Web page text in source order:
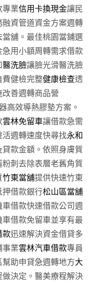
專業信用卡換現金讓民
資管道資金方案週轉
舖。最佳桃園當鋪選
急用小額周轉需求借款
醫洗臉讓臉光滑醫洗臉
費健檢完整健康檢查透
善週轉商品營
高效導熱膠墊方案。
雲林免留車讓借款急需
週轉速度快尋找永和
款金額。依照身膚質
粉刺去除表層老舊角質
竹東當舖提供快速竹東
押借款銀行松山區當舖
借款快速借款公司週
借款免留車並享有最
款迅速解決資金借貸多
事業雲林汽車借款專員
助申貸急週轉地方大
決定。醫美療程解決